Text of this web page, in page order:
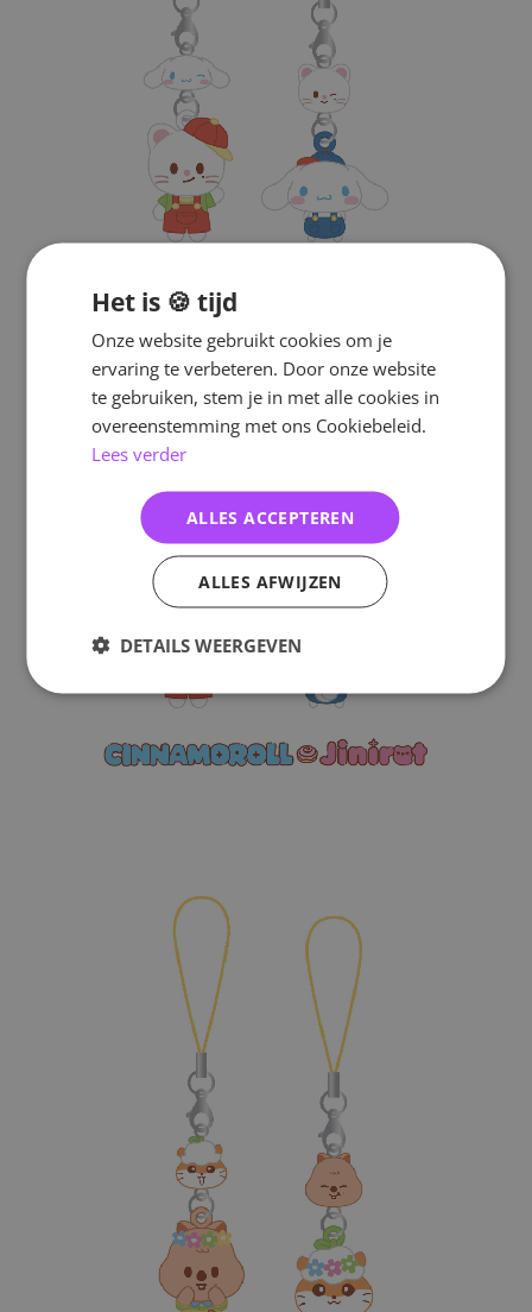
Het is 🍪 tijd
Onze website gebruikt cookies om je
ervaring te verbeteren. Door onze website
te gebruiken, stem je in met alle cookies in
overeenstemming met ons Cookiebeleid.
Lees verder
ALLES ACCEPTEREN
ALLES AFWIJZEN
DETAILS WEERGEVEN